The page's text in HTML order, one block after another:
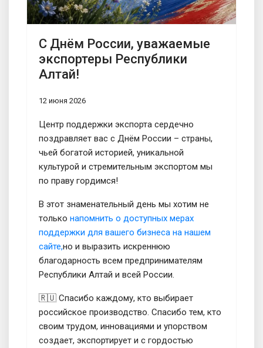
С Днём России, уважаемые
экспортеры Республики
Алтай!
12 июня 2026
Центр поддержки экспорта сердечно
поздравляет вас с Днём России – страны,
чьей богатой историей, уникальной
культурой и стремительным экспортом мы
по праву гордимся!
В этот знаменательный день мы хотим не
только напомнить о доступных мерах
поддержки для вашего бизнеса на нашем
сайте,но и выразить искреннюю
благодарность всем предпринимателям
Республики Алтай и всей России.
🇷🇺 Спасибо каждому, кто выбирает
российское производство. Спасибо тем, кто
своим трудом, инновациями и упорством
создает, экспортирует и с гордостью